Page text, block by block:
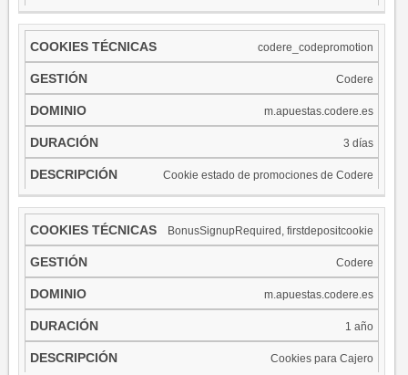
codere_codepromotion
Codere
m.apuestas.codere.es
3 días
Cookie estado de promociones de Codere
BonusSignupRequired, firstdepositcookie
Codere
m.apuestas.codere.es
1 año
Cookies para Cajero